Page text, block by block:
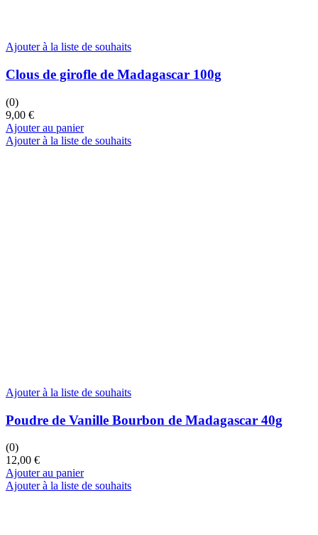
Ajouter à la liste de souhaits
Clous de girofle de Madagascar 100g
(0)
9,00 €
Ajouter au panier
Ajouter à la liste de souhaits
Ajouter à la liste de souhaits
Poudre de Vanille Bourbon de Madagascar 40g
(0)
12,00 €
Ajouter au panier
Ajouter à la liste de souhaits